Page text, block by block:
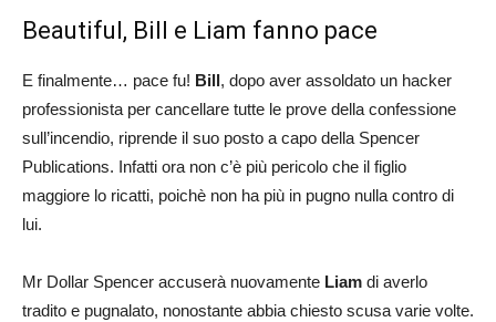
Beautiful, Bill e Liam fanno pace
E finalmente… pace fu! Bill, dopo aver assoldato un hacker
professionista per cancellare tutte le prove della confessione
sull’incendio, riprende il suo posto a capo della Spencer
Publications. Infatti ora non c’è più pericolo che il figlio
maggiore lo ricatti, poichè non ha più in pugno nulla contro di
lui.
Mr Dollar Spencer accuserà nuovamente Liam di averlo
tradito e pugnalato, nonostante abbia chiesto scusa varie volte.